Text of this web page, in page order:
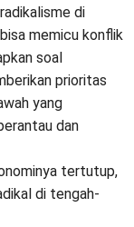
di
memicu konflik
soal
prioritas
yang
dan
tertutup,
di tengah-